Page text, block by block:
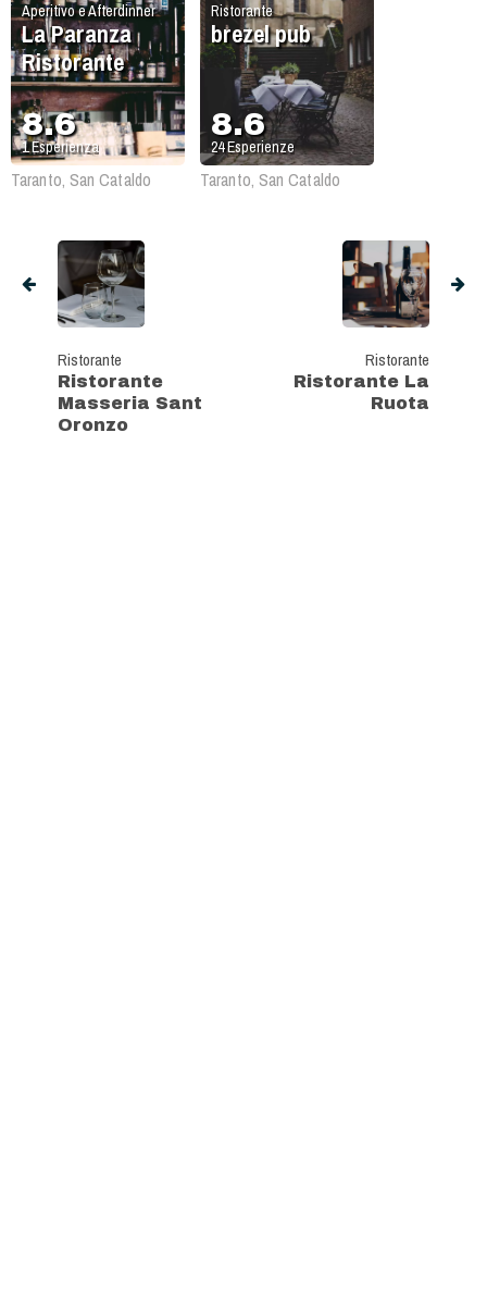
Aperitivo e Afterdinner
La Paranza
Ristorante
8.6
1Esperienza
Taranto, San Cataldo
Ristorante
brezel pub
8.6
24Esperienze
Taranto, San Cataldo
Ristorante
Ristorante
Masseria Sant
Oronzo
Ristorante
Ristorante La
Ruota